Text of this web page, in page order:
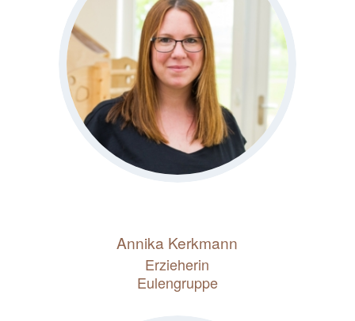
Annika Kerkmann
Erzieherin
Eulengruppe